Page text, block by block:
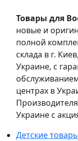
Товары для
новые и
полной
склада в г.
Украине, с
центрах в
Украине с
Детские товары